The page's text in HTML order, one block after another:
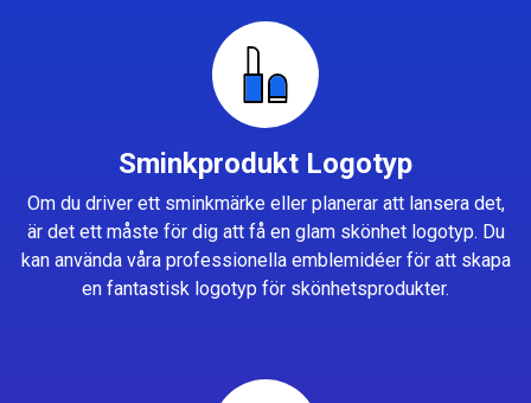
Sminkprodukt Logotyp
Om du driver ett sminkmärke eller planerar att lansera det,
är det ett måste för dig att få en glam skönhet logotyp. Du
kan använda våra professionella emblemidéer för att skapa
en fantastisk logotyp för skönhetsprodukter.